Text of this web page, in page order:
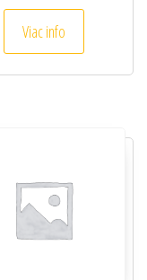
Viac info